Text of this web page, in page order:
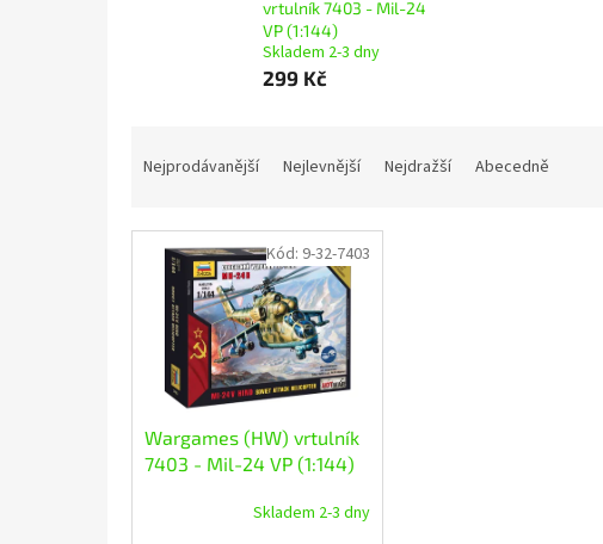
vrtulník 7403 - Mil-24
VP (1:144)
Skladem 2-3 dny
299 Kč
Nejprodávanější Nejlevnější Nejdražší Abecedně
Wargames (HW) vrtulník
7403 - Mil-24 VP (1:144)
Skladem 2-3 dny
Kód: 9-32-7403